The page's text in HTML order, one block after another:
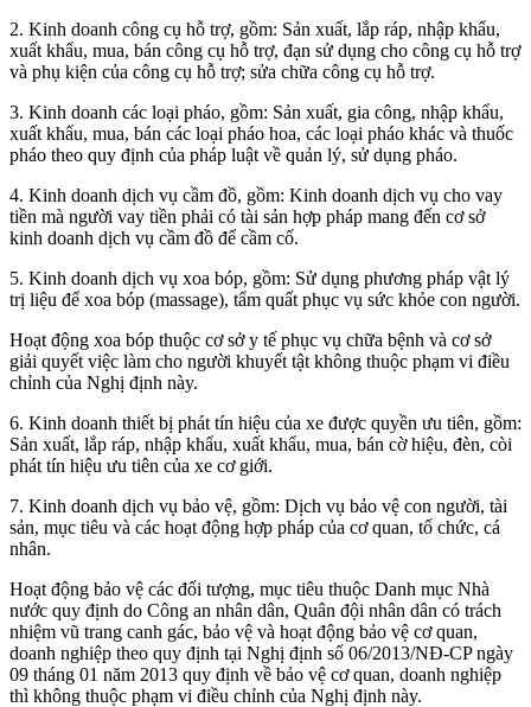
2. Kinh doanh công cụ hỗ trợ, gồm: Sản xuất, lắp ráp, nhập khẩu,
xuất khẩu, mua, bán công cụ hỗ trợ, đạn sử dụng cho công cụ hỗ trợ
và phụ kiện của công cụ hỗ trợ; sửa chữa công cụ hỗ trợ.
3. Kinh doanh các loại pháo, gồm: Sản xuất, gia công, nhập khẩu,
xuất khẩu, mua, bán các loại pháo hoa, các loại pháo khác và thuốc
pháo theo quy định của pháp luật về quản lý, sử dụng pháo.
4. Kinh doanh dịch vụ cầm đồ, gồm: Kinh doanh dịch vụ cho vay
tiền mà người vay tiền phải có tài sản hợp pháp mang đến cơ sở
kinh doanh dịch vụ cầm đồ để cầm cố.
5. Kinh doanh dịch vụ xoa bóp, gồm: Sử dụng phương pháp vật lý
trị liệu để xoa bóp (massage), tẩm quất phục vụ sức khỏe con người.
Hoạt động xoa bóp thuộc cơ sở y tế phục vụ chữa bệnh và cơ sở
giải quyết việc làm cho người khuyết tật không thuộc phạm vi điều
chỉnh của Nghị định này.
6. Kinh doanh thiết bị phát tín hiệu của xe được quyền ưu tiên, gồm:
Sản xuất, lắp ráp, nhập khẩu, xuất khẩu, mua, bán cờ hiệu, đèn, còi
phát tín hiệu ưu tiên của xe cơ giới.
7. Kinh doanh dịch vụ bảo vệ, gồm: Dịch vụ bảo vệ con người, tài
sản, mục tiêu và các hoạt động hợp pháp của cơ quan, tổ chức, cá
nhân.
Hoạt động bảo vệ các đối tượng, mục tiêu thuộc Danh mục Nhà
nước quy định do Công an nhân dân, Quân đội nhân dân có trách
nhiệm vũ trang canh gác, bảo vệ và hoạt động bảo vệ cơ quan,
doanh nghiệp theo quy định tại Nghị định số 06/2013/NĐ-CP ngày
09 tháng 01 năm 2013 quy định về bảo vệ cơ quan, doanh nghiệp
thì không thuộc phạm vi điều chỉnh của Nghị định này.